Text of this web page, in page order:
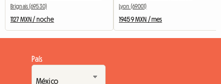
Brignais (69530)
1127 MXN / noche
Lyon (69001)
19459 MXN / mes
País